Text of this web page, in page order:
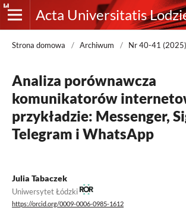
Strona domowa / Archiwum / Nr 40-41 (2025)
Analiza porównawcza
komunikatorów
przykładzie: Messenger,
Telegram i WhatsApp
Julia Tabaczek
Uniwersytet Łódzki
https://orcid.org/0009-0006-0985-1612